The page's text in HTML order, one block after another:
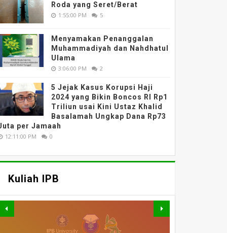
Roda yang Seret/Berat
1:55:00 PM 5
Menyamakan Penanggalan
Muhammadiyah dan Nahdhatul
Ulama
3:06:00 PM 2
5 Jejak Kasus Korupsi Haji
2024 yang Bikin Boncos RI Rp1
Triliun usai Kini Ustaz Khalid
Basalamah Ungkap Dana Rp73
per Jamaah
12:11:00 PM 0
Kuliah IPB